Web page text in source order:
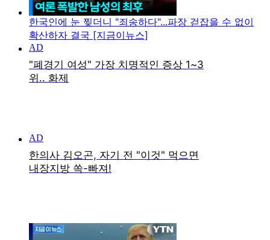
한국인에 눈 찢더니 "죄송하다"...파장 걷잡을 수 없이
확산하자 결국 [지금이뉴스]